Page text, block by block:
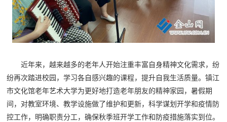
近年来，越来越多的老年人开始注重丰富自身精神文化需求，纷
纷再次踏进校园，学习各自感兴趣的课程，提升自我生活质量。镇江
市文化馆老年艺术大学为更好地打造老年朋友的精神家园，暑假期
间，对教室环境、教学设施做了维护和更新，科学谋划开学和疫情防
控工作，明确职责分工，确保秋季班开学工作和防疫措施落实到位。